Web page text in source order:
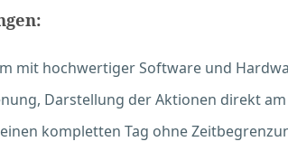
mit hochwertiger Software und
Darstellung der Aktionen direkt
kompletten Tag ohne